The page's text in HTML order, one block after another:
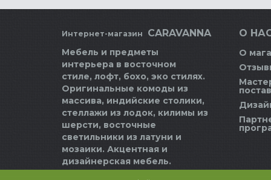
Интернет-магазин CARAVANNA
Мебель и предметы
интерьера в восточном
стиле, лофт, бохо, эко стилях.
Оригинальные комоды из
массива, индийские столики,
стеллажи из лодок, килимы из
шерсти, восточные
светильники из латуни и
мозаики. Акцентная и
дизайнерская мебель.
О
О